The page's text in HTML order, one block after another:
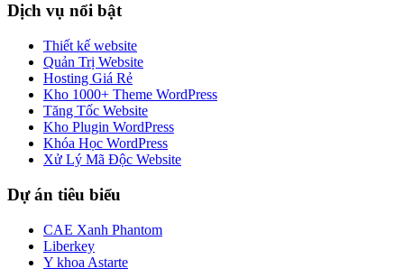
Dịch vụ nổi bật
Thiết kế website
Quản Trị Website
Hosting Giá Rẻ
Kho 1000+ Theme WordPress
Tăng Tốc Website
Kho Plugin WordPress
Khóa Học WordPress
Xử Lý Mã Độc Website
Dự án tiêu biểu
CAE Xanh Phantom
Liberkey
Y khoa Astarte